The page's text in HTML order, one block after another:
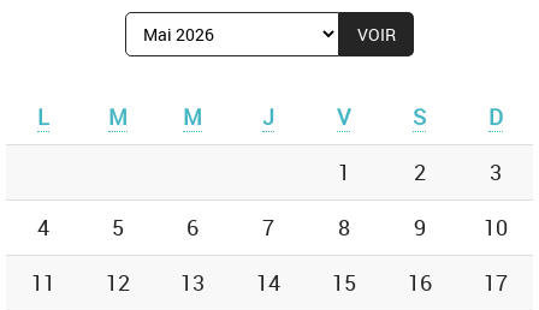
Afficher
le
de
:
L M M J V S
D
1
2
3
4
5 6 7 8 9
10
11
12 13 14 15 16
17